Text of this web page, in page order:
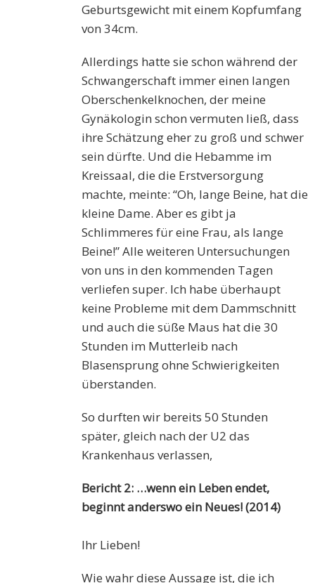
Geburtsgewicht mit einem Kopfumfang
von 34cm.
Allerdings hatte sie schon während der
Schwangerschaft immer einen langen
Oberschenkelknochen, der meine
Gynäkologin schon vermuten ließ, dass
ihre Schätzung eher zu groß und schwer
sein dürfte. Und die Hebamme im
Kreissaal, die die Erstversorgung
machte, meinte: “Oh, lange Beine, hat die
kleine Dame. Aber es gibt ja
Schlimmeres für eine Frau, als lange
Beine!”Alle weiteren Untersuchungen
von uns in den kommenden Tagen
verliefen super. Ich habe überhaupt
keine Probleme mit dem Dammschnitt
und auch die süße Maus hat die 30
Stunden im Mutterleib nach
Blasensprung ohne Schwierigkeiten
überstanden.
So durften wir bereits 50 Stunden
später, gleich nach der U2 das
Krankenhaus verlassen,
Bericht 2: …wenn ein Leben endet,
beginnt anderswo ein Neues! (2014)
Ihr Lieben!
Wie wahr diese Aussage ist, die ich